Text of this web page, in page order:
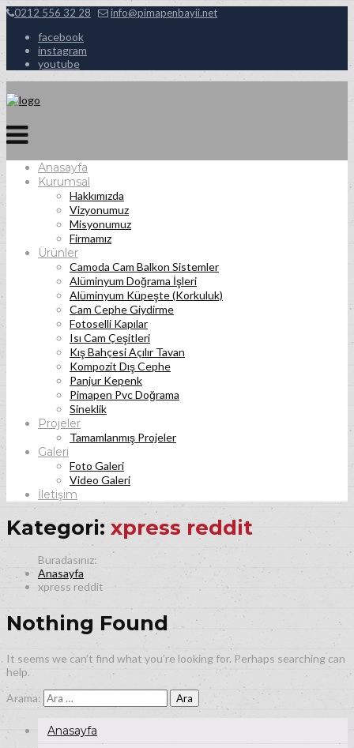
0212 556 32 28 info@pimapenbayii.net
facebook
instagram
youtube
Anasayfa
Kurumsal
Hakkımızda
Vizyonumuz
Misyonumuz
Firmamız
Ürünler
Camoda Cam Balkon Sistemler
Alüminyum Doğrama İşleri
Alüminyum Küpeşte (Korkuluk)
Cam Cephe Giydirme
Fotoselli Kapılar
Isı Cam Çeşitleri
Kış Bahçesi Açılır Tavan
Kompozit Dış Cephe
Panjur Kepenk
Pimapen Pvc Doğrama
Sineklik
Projeler
Tamamlanmış Projeler
Galeri
Foto Galeri
Video Galeri
İletişim
Kategori: xpress reddit
Anasayfa
xpress reddit
Nothing Found
It seems we can’t find what you’re looking for. Perhaps searching can
help.
Arama:
Anasayfa